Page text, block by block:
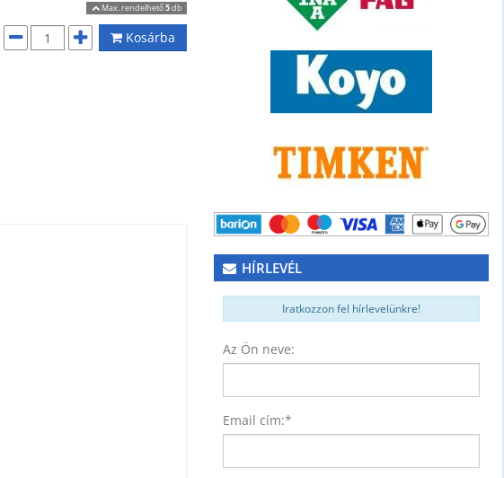
Max. rendelhető5db
Kosárba
HÍRLEVÉL
Iratkozzon fel hírlevelünkre!
Az Ön neve:
Email cím:*